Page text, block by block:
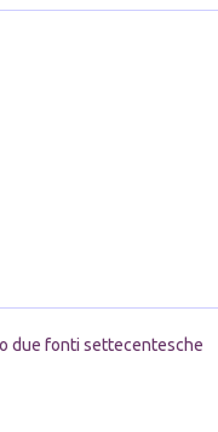
due fonti settecentesche